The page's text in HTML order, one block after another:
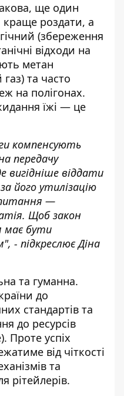
ще один
роздати, а
(збереження
відходи на
метан
та часто
на полігонах.
їжі — це
компенсують
передачу
вигідніше віддати
його утилізацію
—
Щоб закон
має бути
- підкреслює Діна
та гуманна.
до
стандартів та
до ресурсів
Проте успіх
від чіткості
та
рітейлерів.